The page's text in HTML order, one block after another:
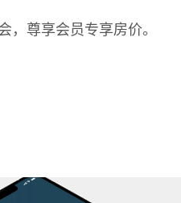
，尊享会员专享房价。